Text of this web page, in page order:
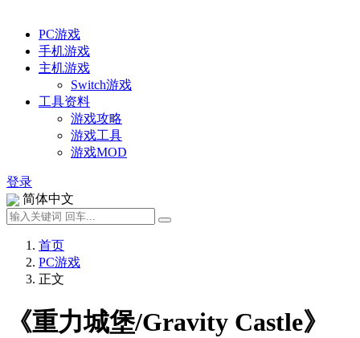
PC游戏
手机游戏
主机游戏
Switch游戏
工具资料
游戏攻略
游戏工具
游戏MOD
登录
简体中文
首页
PC游戏
正文
《重力城堡/Gravity Castle》